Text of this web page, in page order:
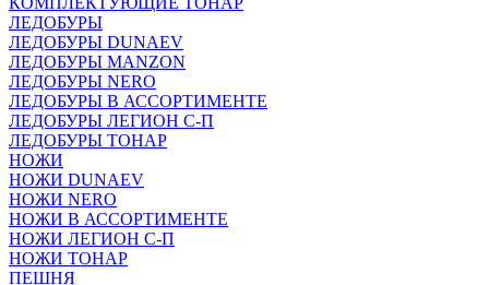
ЛЕДОБУРЫ
ЛЕДОБУРЫ DUNAEV
ЛЕДОБУРЫ MANZON
ЛЕДОБУРЫ NERO
ЛЕДОБУРЫ В АССОРТИМЕНТЕ
ЛЕДОБУРЫ ЛЕГИОН С-П
ЛЕДОБУРЫ ТОНАР
НОЖИ
НОЖИ DUNAEV
НОЖИ NERO
НОЖИ В АССОРТИМЕНТЕ
НОЖИ ЛЕГИОН С-П
НОЖИ ТОНАР
ПЕШНЯ